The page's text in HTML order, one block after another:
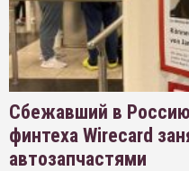
Сбежавший в
финтеха Wirecard
автозапчастями